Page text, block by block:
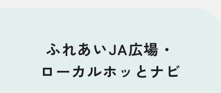
ふれあいJA広場・
ローカルホッとナビ